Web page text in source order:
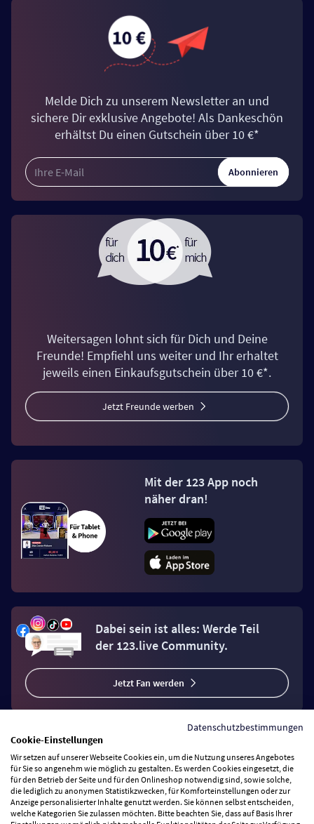
Melde Dich zu unserem Newsletter an und
sichere Dir exklusive Angebote! Als Dankeschön
erhältst Du einen Gutschein über 10 €*
Abonnieren
Weitersagen lohnt sich für Dich und Deine
Freunde! Empfiehl uns weiter und Ihr erhaltet
jeweils einen Einkaufsgutschein über 10 €*.
Jetzt Freunde werben
Mit der 123 App noch
näher dran!
Dabei sein ist alles: Werde Teil
der 123.live Community.
Jetzt Fan werden
Vertrag widerrufen
Zahlungsarten
Datenschutzbestimmungen
Cookie-Einstellungen
Wir setzen auf unserer Webseite Cookies ein, um die Nutzung unseres Angebotes
für Sie so angenehm wie möglich zu gestalten. Es werden Cookies eingesetzt, die
für den Betrieb der Seite und für den Onlineshop notwendig sind, sowie solche,
die lediglich zu anonymen Statistikzwecken, für Komforteinstellungen oder zur
Anzeige personalisierter Inhalte genutzt werden. Sie können selbst entscheiden,
welche Kategorien Sie zulassen möchten. Bitte beachten Sie, dass auf Basis Ihrer